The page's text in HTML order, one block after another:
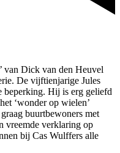
van Dick van den Heuvel
De vijftienjarige Jules
beperking. Hij is erg geliefd
‘wonder op wielen’
buurtbewoners met
vreemde verklaring op
bij Cas Wulffers alle